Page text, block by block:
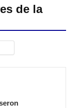
de la